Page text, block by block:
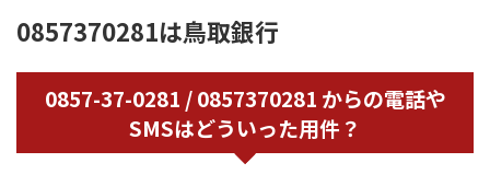
0857370281は鳥取銀行
0857-37-0281 / 0857370281 からの電話や
SMSはどういった用件？